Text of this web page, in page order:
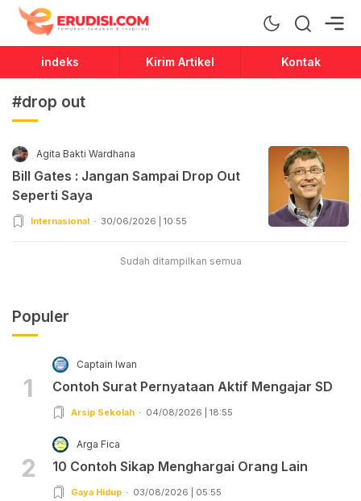
Erudisi
Temukan Jawaban dan Inspirasi
indeks Kirim Artikel Kontak
#drop out
Agita Bakti Wardhana
Bill Gates : Jangan Sampai Drop Out
Seperti Saya
Internasional 30/06/2026 | 10:55
Sudah ditampilkan semua
Populer
1
Captain Iwan
Contoh Surat Pernyataan Aktif Mengajar SD
Arsip Sekolah 04/08/2026 | 18:55
2
Arga Fica
10 Contoh Sikap Menghargai Orang Lain
Gaya Hidup 03/08/2026 | 05:55